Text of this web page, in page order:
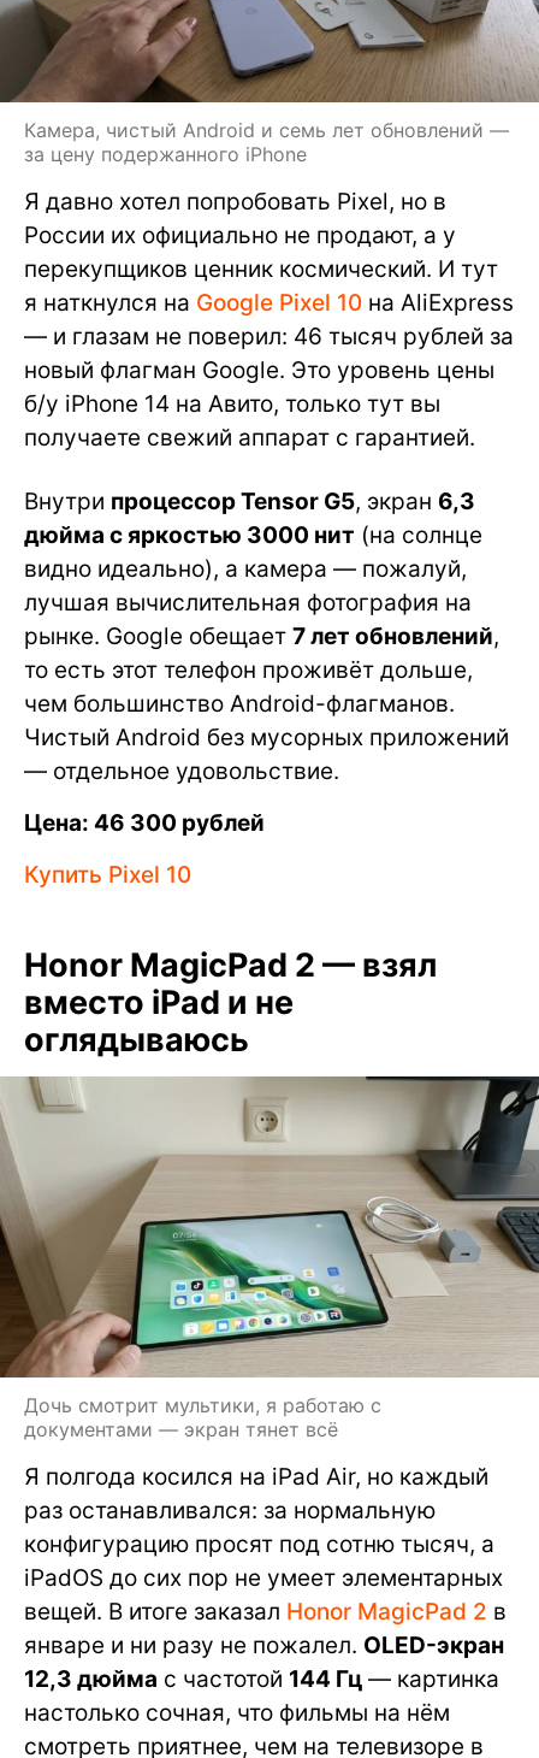
Камера, чистый Android и семь лет обновлений —
за цену подержанного iPhone
Я давно хотел попробовать Pixel, но в
России их официально не продают, а у
перекупщиков ценник космический. И тут
я наткнулся на Google Pixel 10 на AliExpress
— и глазам не поверил: 46 тысяч рублей за
новый флагман Google. Это уровень цены
б/у iPhone 14 на Авито, только тут вы
получаете свежий аппарат с гарантией.
Внутри процессор Tensor G5, экран 6,3
дюйма с яркостью 3000 нит (на солнце
видно идеально), а камера — пожалуй,
лучшая вычислительная фотография на
рынке. Google обещает 7 лет обновлений,
то есть этот телефон проживёт дольше,
чем большинство Android-флагманов.
Чистый Android без мусорных приложений
— отдельное удовольствие.
Цена: 46 300 рублей
Купить Pixel 10
Honor MagicPad 2 — взял
вместо iPad и не
оглядываюсь
Дочь смотрит мультики, я работаю с
документами — экран тянет всё
Я полгода косился на iPad Air, но каждый
раз останавливался: за нормальную
конфигурацию просят под сотню тысяч, а
iPadOS до сих пор не умеет элементарных
вещей. В итоге заказал Honor MagicPad 2 в
январе и ни разу не пожалел. OLED-экран
12,3 дюйма с частотой 144 Гц — картинка
настолько сочная, что фильмы на нём
смотреть приятнее, чем на телевизоре в